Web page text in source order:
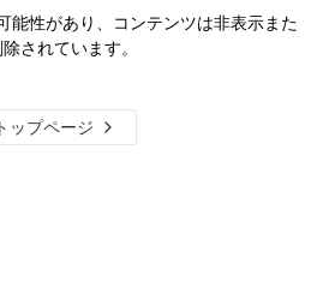
能性があり、コンテンツは非表示また
されています。
トップページ